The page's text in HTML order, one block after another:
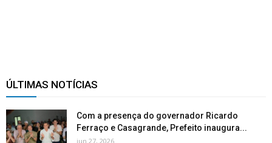
ÚLTIMAS NOTÍCIAS
Com a presença do governador Ricardo
Ferraço e Casagrande, Prefeito inaugura...
jun 27, 2026